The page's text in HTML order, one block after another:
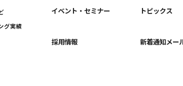
グ実績
イベント・セミナー
採用情報
トピックス
新着通知メー